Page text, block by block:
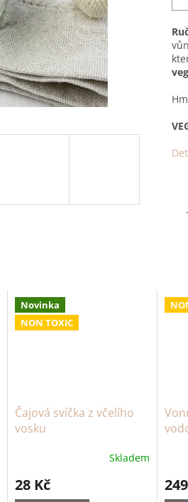
Novinka
NON TOXIC
Čajová svíčka z včelího
vosku
Skladem
28 Kč